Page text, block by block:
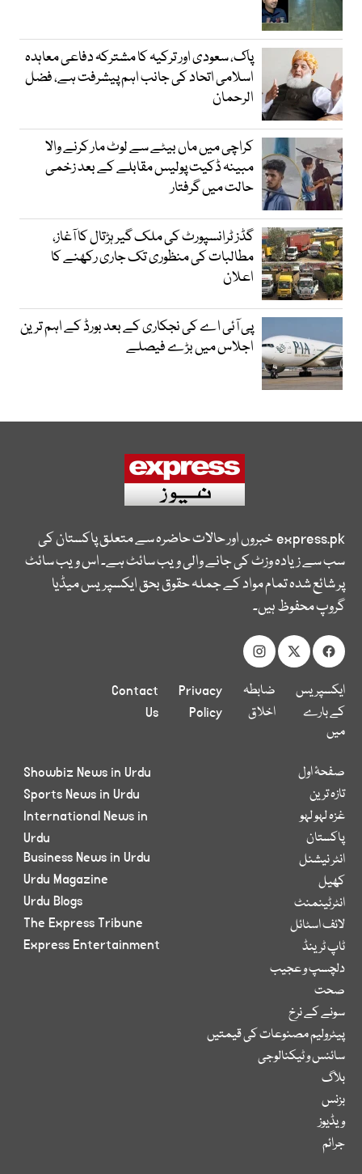
پاک، سعودی اور ترکیہ کا مشترکہ دفاعی معاہدہ
اسلامی اتحاد کی جانب اہم پیشرفت ہے، فضل
الرحمان
کراچی میں ماں بیٹے سے لوٹ مار کرنے والا
مبینہ ڈکیت پولیس مقابلے کے بعد زخمی
حالت میں گرفتار
گڈز ٹرانسپورٹ کی ملک گیر ہڑتال کا آغاز،
مطالبات کی منظوری تک جاری رکھنے کا
اعلان
پی آئی اے کی نجکاری کے بعد بورڈ کے اہم ترین
اجلاس میں بڑے فیصلے
express.pkخبروں اور حالات حاضرہ سے متعلق پاکستان کی
سب سے زیادہ وزٹ کی جانے والی ویب سائٹ ہے۔ اس ویب سائٹ
پر شائع شدہ تمام مواد کے جملہ حقوق بحق ایکسپریس میڈیا
گروپ محفوظ ہیں۔
ایکسپریس
کے بارے
میں
ضابطہ
اخلاق
Privacy
Policy
Contact
Us
صفحۂ اول
تازہ ترین
غزہ لہو لہو
پاکستان
انٹر نیشنل
کھیل
انٹرٹینمنٹ
لائف اسٹائل
ٹاپ ٹرینڈ
دلچسپ و عجیب
صحت
سونے کے نرخ
پیٹرولیم مصنوعات کی قیمتیں
سائنس و ٹیکنالوجی
بلاگ
بزنس
ویڈیوز
جرائم
Showbiz News in Urdu
Sports News in Urdu
International News in
Urdu
Business News in Urdu
Urdu Magazine
Urdu Blogs
The Express Tribune
Express Entertainment